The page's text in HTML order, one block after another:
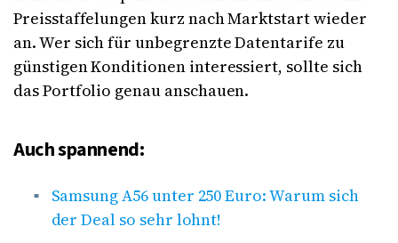
Preisstaffelungen kurz nach Marktstart wieder
an. Wer sich für unbegrenzte Datentarife zu
günstigen Konditionen interessiert, sollte sich
das Portfolio genau anschauen.
Auch spannend:
Samsung A56 unter 250 Euro: Warum sich
der Deal so sehr lohnt!